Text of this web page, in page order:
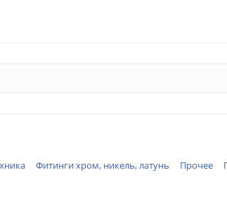
Фитинги хром, никель, латунь Прочее